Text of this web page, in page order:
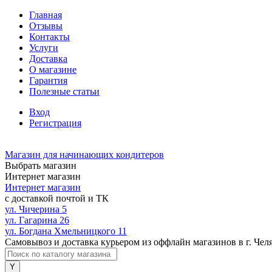
Главная
Отзывы
Контакты
Услуги
Доставка
О магазине
Гарантия
Полезные статьи
Вход
Регистрация
Магазин для начинающих кондитеров
Выбрать магазин
Интернет магазин
Интернет магазин
с доставкой почтой и ТК
ул. Чичерина 5
ул. Гагарина 26
ул. Богдана Хмельницкого 11
Самовывоз и доставка курьером из оффлайн магазинов в г.